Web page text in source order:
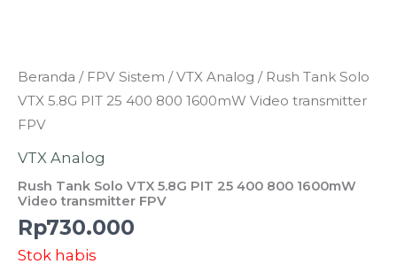
Beranda / FPV Sistem /VTX Analog / Rush Tank Solo
VTX 5.8G PIT 25 400 800 1600mW Video transmitter
FPV
VTX Analog
Rush Tank Solo VTX 5.8G PIT 25 400 800 1600mW
Video transmitter FPV
Rp730.000
Stok habis